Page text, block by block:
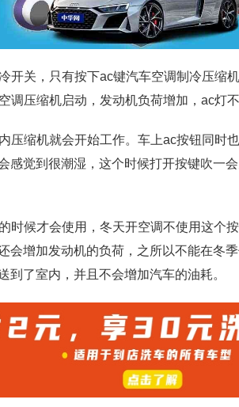
开关，只有按下ac键汽车空调制冷压缩
调压缩机启动，发动机负荷增加，ac灯
压缩机就会开始工作。车上ac按钮同时
感觉到很潮湿，这个时候打开按键吹一
时候才会使用，冬天开空调不使用这个
会增加发动机的负荷，之所以不能在冬
到了室内，并且不会增加汽车的油耗。